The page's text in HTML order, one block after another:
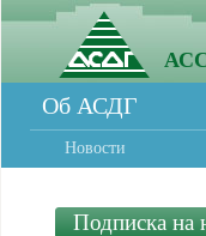
Об АСДГ
Новости
Подписка на